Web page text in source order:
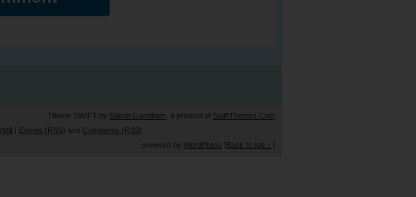
Theme SWIFT by Satish Gandham , a product of SwiftThemes.Com
รณ์ Entries (RSS) and Comments (RSS)
powered by WordPress [Back to top ↑ ]